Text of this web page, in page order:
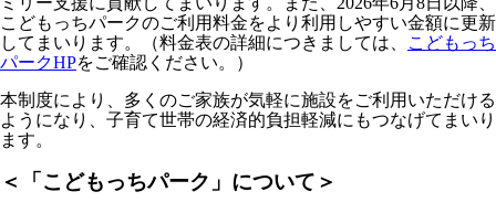
こどもっちパークのご利用料金をより利用しやすい金額に更新
してまいります。（料金表の詳細につきましては、
こどもっち
パークHPをご確認ください。）
本制度により、多くのご家族が気軽に施設をご利用いただける
ようになり、子育て世帯の経済的負担軽減にもつなげてまいり
ます。
＜「こどもっちパーク」について＞